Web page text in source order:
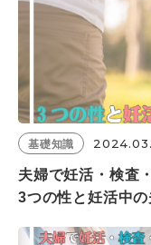
基礎知識
夫婦で妊活・検査
3つの性と妊活中